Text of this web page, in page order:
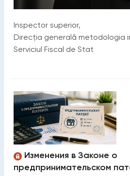
Inspector superior,
Direcția generală metodologia
Serviciul Fiscal de Stat
Изменения в Законе о
предпринимательском